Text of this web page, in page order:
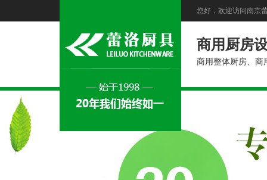
您好，欢迎访问南京
商用厨房
商用整体厨房、商